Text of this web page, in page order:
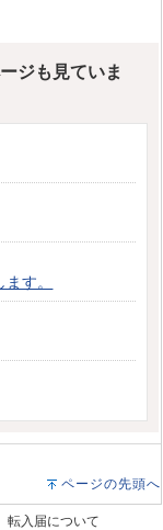
ジも見ていま
す。
ページの先頭へ
転入届について